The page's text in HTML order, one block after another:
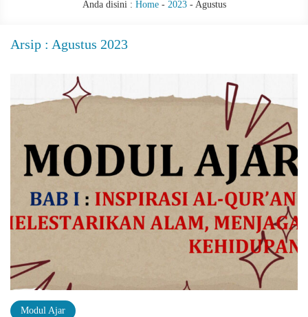
Anda disini : Home- 2023- Agustus
Arsip : Agustus 2023
Modul Ajar